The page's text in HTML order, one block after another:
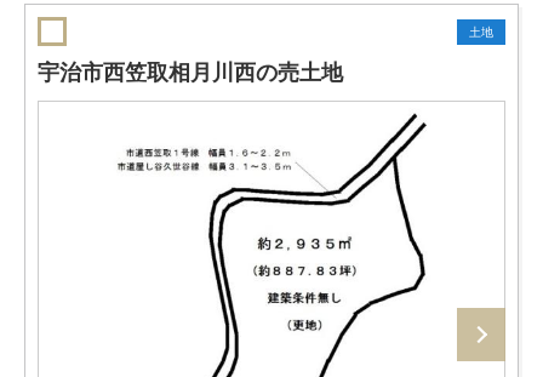
土地
宇治市西笠取相月川西の売土地